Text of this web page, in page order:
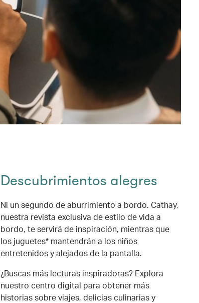
Descubrimientos alegres
Ni un segundo de aburrimiento a bordo. Cathay,
nuestra revista exclusiva de estilo de vida a
bordo, te servirá de inspiración, mientras que
los juguetes* mantendrán a los niños
entretenidos y alejados de la pantalla.
¿Buscas más lecturas inspiradoras? Explora
nuestro centro digital para obtener más
historias sobre viajes, delicias culinarias y